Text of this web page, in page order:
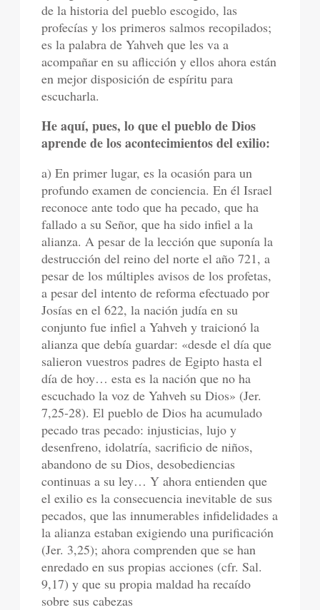
de la historia del pueblo escogido, las
profecías y los primeros salmos recopilados;
es la palabra de Yahveh que les va a
acompañar en su aflicción y ellos ahora están
en mejor disposición de espíritu para
escucharla.
He aquí, pues, lo que el pueblo de Dios
aprende de los acontecimientos del exilio:
a) En primer lugar, es la ocasión para un
profundo examen de conciencia. En él Israel
reconoce ante todo que ha pecado, que ha
fallado a su Señor, que ha sido infiel a la
alianza. A pesar de la lección que suponía la
destrucción del reino del norte el año 721, a
pesar de los múltiples avisos de los profetas,
a pesar del intento de reforma efectuado por
Josías en el 622, la nación judía en su
conjunto fue infiel a Yahveh y traicionó la
alianza que debía guardar: «desde el día que
salieron vuestros padres de Egipto hasta el
día de hoy… esta es la nación que no ha
escuchado la voz de Yahveh su Dios» (Jer.
7,25-28). El pueblo de Dios ha acumulado
pecado tras pecado: injusticias, lujo y
desenfreno, idolatría, sacrificio de niños,
abandono de su Dios, desobediencias
continuas a su ley… Y ahora entienden que
el exilio es la consecuencia inevitable de sus
pecados, que las innumerables infidelidades a
la alianza estaban exigiendo una purificación
(Jer. 3,25); ahora comprenden que se han
enredado en sus propias acciones (cfr. Sal.
9,17) y que su propia maldad ha recaído
sobre sus cabezas